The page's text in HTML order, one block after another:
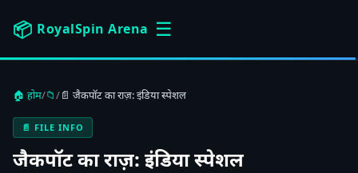
📦 RoyalSpin Arena ☰
🏠 होम/📁/📄 जैकपॉट का राज़: इंडिया स्पेशल
📄 FILE INFO
जैकपॉट का राज़: इंडिया स्पेशल